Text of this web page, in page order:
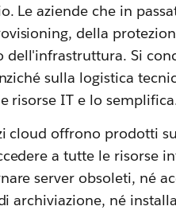
Le aziende che in
della
Si
sulla logistica
risorse IT e lo
cloud offrono prodotti
a tutte le risorse
server obsoleti, né
archiviazione, né